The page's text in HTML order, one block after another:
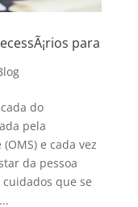
para
do
pela
e cada vez
da pessoa
cuidados que se